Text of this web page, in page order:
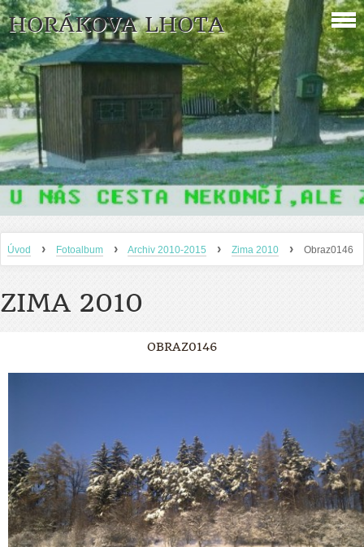
HORÁKOVA LHOTA
Úvod › Fotoalbum › Archiv 2010-2015 › Zima 2010 › Obraz0146
ZIMA 2010
OBRAZ0146